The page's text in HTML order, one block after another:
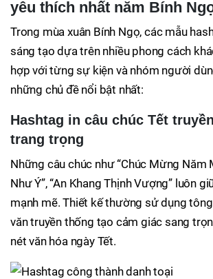
yêu thích nhất năm Bính
Trong mùa xuân Bính Ngọ, các mẫu
sáng tạo dựa trên nhiều phong cách
hợp với từng sự kiện và nhóm người
những chủ đề nổi bật nhất:
Hashtag in câu chúc Tết
trang trọng
Những câu chúc như “Chúc Mừng Năm
Như Ý”, “An Khang Thịnh Vượng” luôn
mạnh mẽ. Thiết kế thường sử dụng
văn truyền thống tạo cảm giác sang
nét văn hóa ngày Tết.